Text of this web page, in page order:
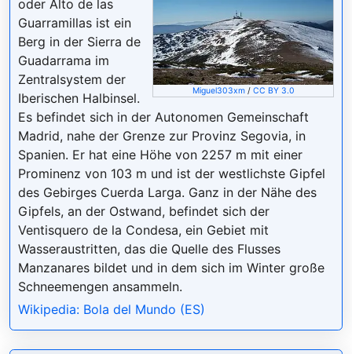
Miguel303xm/ CC BY 3.0
oder Alto de las
Guarramillas ist ein
Berg in der Sierra de
Guadarrama im
Zentralsystem der
Iberischen Halbinsel.
Es befindet sich in der Autonomen Gemeinschaft
Madrid, nahe der Grenze zur Provinz Segovia, in
Spanien. Er hat eine Höhe von 2257 m mit einer
Prominenz von 103 m und ist der westlichste Gipfel
des Gebirges Cuerda Larga. Ganz in der Nähe des
Gipfels, an der Ostwand, befindet sich der
Ventisquero de la Condesa, ein Gebiet mit
Wasseraustritten, das die Quelle des Flusses
Manzanares bildet und in dem sich im Winter große
Schneemengen ansammeln.
Wikipedia: Bola del Mundo (ES)